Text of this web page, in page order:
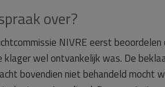
over?
NIVRE eerst
klager wel ontvankelijk was. De
bovendien niet behandeld mocht